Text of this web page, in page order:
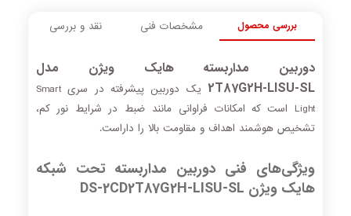
بررسی محصول مشخصات فنی نقد و بررسی
دوربین مداربسته هایک ویژن مدل
2T87G2H‑LISU‑SL
یک دوربین پیشرفته در سری Smart
Light است که امکانات فراوانی مانند ضبط در شرایط نور کم،
تشخیص هوشمند اهداف و مقاومت بالا را داراست.
ویژگی‌های فنی دوربین مداربسته تحت شبکه
هایک ویژن DS‑2CD2T87G2H‑LISU‑SL